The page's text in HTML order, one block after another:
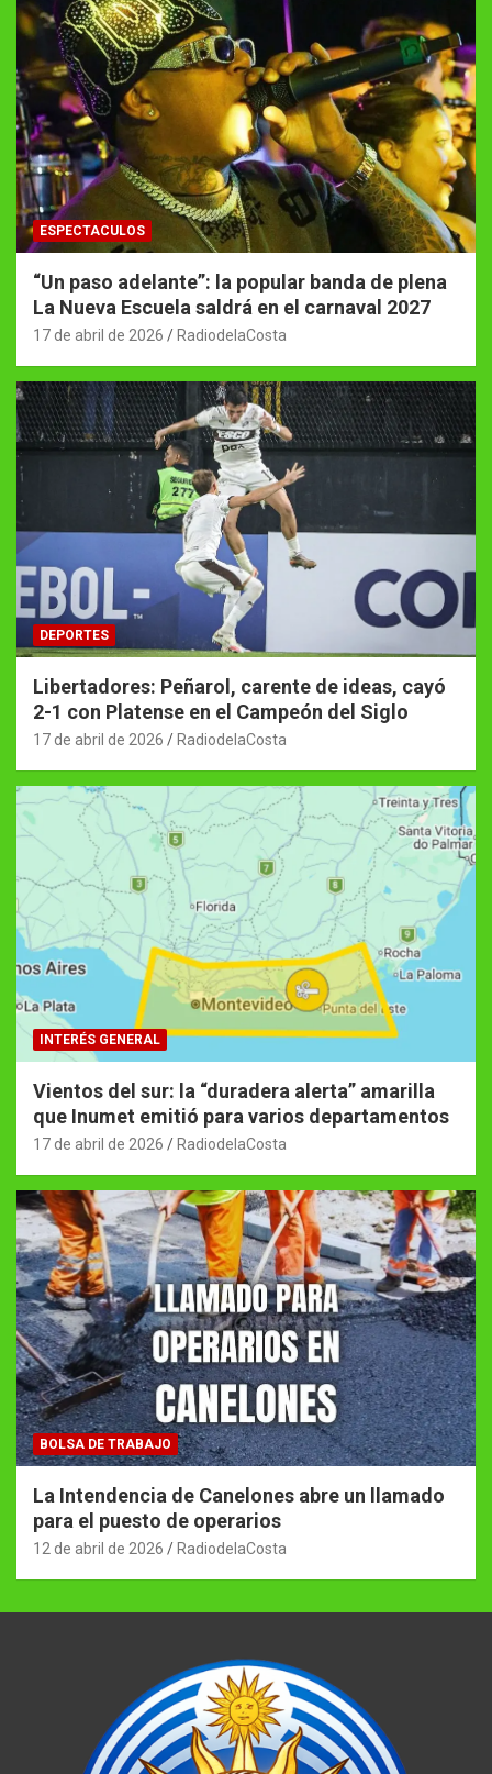
ESPECTACULOS
“Un paso adelante”: la popular banda de plena
La Nueva Escuela saldrá en el carnaval 2027
17 de abril de 2026 RadiodelaCosta
DEPORTES
Libertadores: Peñarol, carente de ideas, cayó
2-1 con Platense en el Campeón del Siglo
17 de abril de 2026 RadiodelaCosta
INTERÉS GENERAL
Vientos del sur: la “duradera alerta” amarilla
que Inumet emitió para varios departamentos
17 de abril de 2026 RadiodelaCosta
BOLSA DE TRABAJO
La Intendencia de Canelones abre un llamado
para el puesto de operarios
12 de abril de 2026 RadiodelaCosta